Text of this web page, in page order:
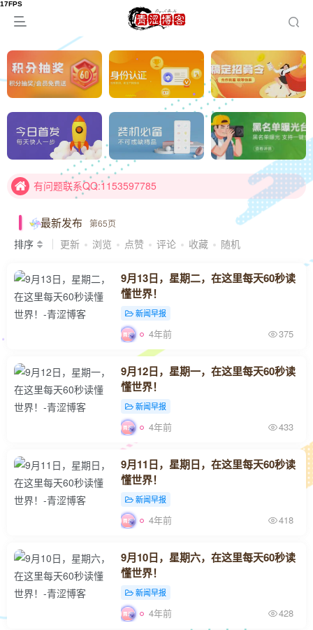
有问题联系QQ:1153597785
欢迎加入青涩交流群：109807732
有问题联系QQ:1153597785
最新发布 第65页
排序 更新 浏览 点赞 评论 收藏 随机
9月13日，星期二，在这里每天60秒读
懂世界！
新闻早报
4年前 375
9月12日，星期一，在这里每天60秒读
懂世界！
新闻早报
4年前 433
9月11日，星期日，在这里每天60秒读
懂世界！
新闻早报
4年前 418
9月10日，星期六，在这里每天60秒读
懂世界！
新闻早报
4年前 428